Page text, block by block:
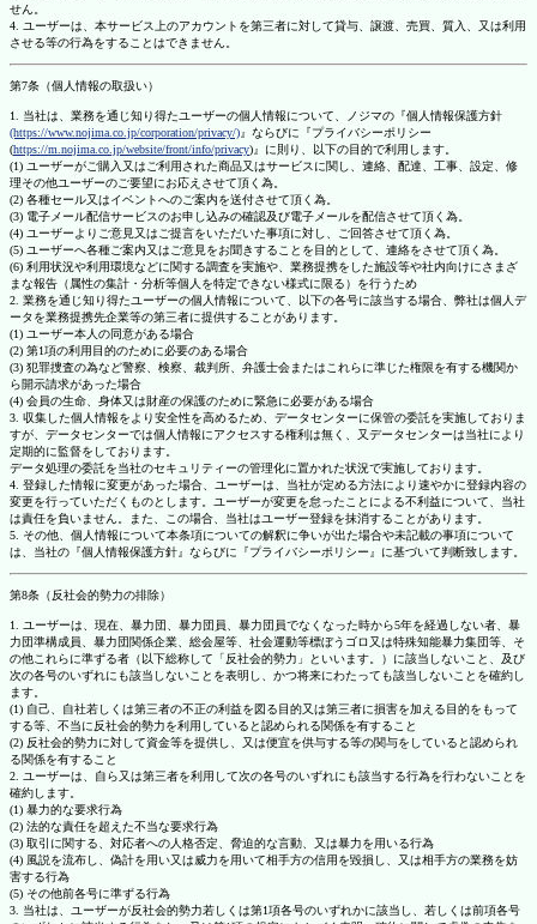
せん。
4. ユーザーは、本サービス上のアカウントを第三者に対して貸与、譲渡、売買、質入、又は利用
させる等の行為をすることはできません。
第7条（個人情報の取扱い）
1. 当社は、業務を通じ知り得たユーザーの個人情報について、ノジマの『個人情報保護方針
(https://www.nojima.co.jp/corporation/privacy/)』ならびに『プライバシーポリシー
(https://m.nojima.co.jp/website/front/info/privacy)』に則り、以下の目的で利用します。
(1) ユーザーがご購入又はご利用された商品又はサービスに関し、連絡、配達、工事、設定、修
理その他ユーザーのご要望にお応えさせて頂く為。
(2) 各種セール又はイベントへのご案内を送付させて頂く為。
(3) 電子メール配信サービスのお申し込みの確認及び電子メールを配信させて頂く為。
(4) ユーザーよりご意見又はご提言をいただいた事項に対し、ご回答させて頂く為。
(5) ユーザーへ各種ご案内又はご意見をお聞きすることを目的として、連絡をさせて頂く為。
(6) 利用状況や利用環境などに関する調査を実施や、業務提携をした施設等や社内向けにさまざ
まな報告（属性の集計・分析等個人を特定できない様式に限る）を行うため
2. 業務を通じ知り得たユーザーの個人情報について、以下の各号に該当する場合、弊社は個人デ
ータを業務提携先企業等の第三者に提供することがあります。
(1) ユーザー本人の同意がある場合
(2) 第1項の利用目的のために必要のある場合
(3) 犯罪捜査の為など警察、検察、裁判所、弁護士会またはこれらに準じた権限を有する機関か
ら開示請求があった場合
(4) 会員の生命、身体又は財産の保護のために緊急に必要がある場合
3. 収集した個人情報をより安全性を高めるため、データセンターに保管の委託を実施しておりま
すが、データセンターでは個人情報にアクセスする権利は無く、又データセンターは当社により
定期的に監督をしております。
データ処理の委託を当社のセキュリティーの管理化に置かれた状況で実施しております。
4. 登録した情報に変更があった場合、ユーザーは、当社が定める方法により速やかに登録内容の
変更を行っていただくものとします。ユーザーが変更を怠ったことによる不利益について、当社
は責任を負いません。また、この場合、当社はユーザー登録を抹消することがあります。
5. その他、個人情報について本条項についての解釈に争いが出た場合や未記載の事項について
は、当社の『個人情報保護方針』ならびに『プライバシーポリシー』に基づいて判断致します。
第8条（反社会的勢力の排除）
1. ユーザーは、現在、暴力団、暴力団員、暴力団員でなくなった時から5年を経過しない者、暴
力団準構成員、暴力団関係企業、総会屋等、社会運動等標ぼうゴロ又は特殊知能暴力集団等、そ
の他これらに準ずる者（以下総称して「反社会的勢力」といいます。）に該当しないこと、及び
次の各号のいずれにも該当しないことを表明し、かつ将来にわたっても該当しないことを確約し
ます。
(1) 自己、自社若しくは第三者の不正の利益を図る目的又は第三者に損害を加える目的をもって
する等、不当に反社会的勢力を利用していると認められる関係を有すること
(2) 反社会的勢力に対して資金等を提供し、又は便宜を供与する等の関与をしていると認められ
る関係を有すること
2. ユーザーは、自ら又は第三者を利用して次の各号のいずれにも該当する行為を行わないことを
確約します。
(1) 暴力的な要求行為
(2) 法的な責任を超えた不当な要求行為
(3) 取引に関する、対応者への人格否定、脅迫的な言動、又は暴力を用いる行為
(4) 風説を流布し、偽計を用い又は威力を用いて相手方の信用を毀損し、又は相手方の業務を妨
害する行為
(5) その他前各号に準ずる行為
3. 当社は、ユーザーが反社会的勢力若しくは第1項各号のいずれかに該当し、若しくは前項各号